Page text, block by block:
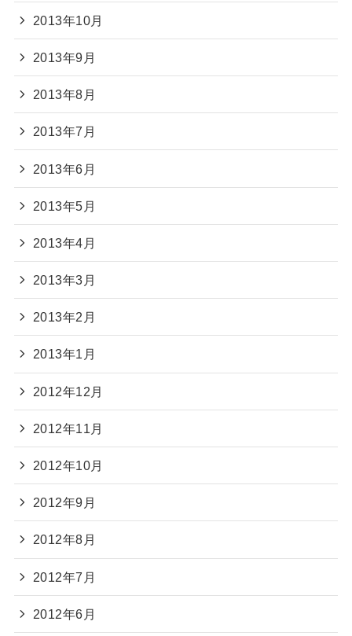
2013年10月
2013年9月
2013年8月
2013年7月
2013年6月
2013年5月
2013年4月
2013年3月
2013年2月
2013年1月
2012年12月
2012年11月
2012年10月
2012年9月
2012年8月
2012年7月
2012年6月